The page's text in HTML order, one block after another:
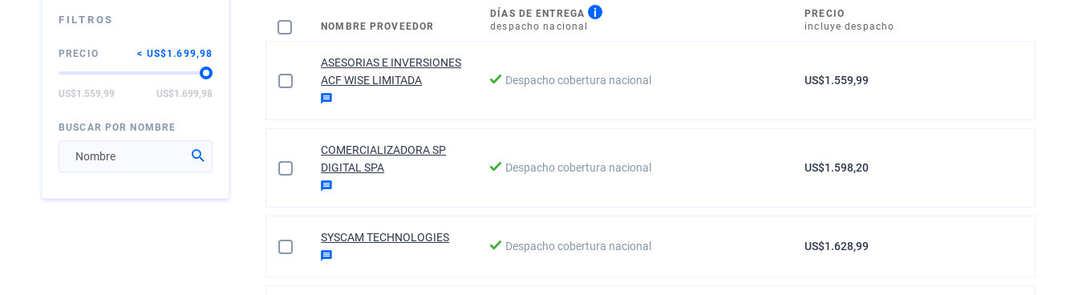
FILTROS
PRECIO US$1.699,98
US$1.559,99 US$1.699,98
BUSCAR POR NOMBRE
NOMBRE PROVEEDOR
DÍAS DE ENTREGA i
despacho nacional
PRECIO
incluye despacho
ASESORIAS E INVERSIONES
ACF WISE LIMITADA
Despacho cobertura nacional US$1.559,99
COMERCIALIZADORA SP
DIGITAL SPA
Despacho cobertura nacional US$1.598,20
SYSCAM TECHNOLOGIES
Despacho cobertura nacional US$1.628,99